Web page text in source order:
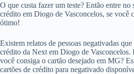
O que custa fazer um teste? Então entre no
crédito em Diogo de Vasconcelos, se você
ótimo!
Existem relatos de pessoas negativadas
crédito da Next em Diogo de Vasconcelos.
você consiga o cartão desejado em MG?
cartões de crédito para negativado